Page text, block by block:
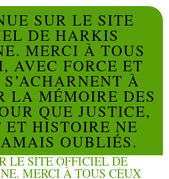
SUR LE SITE
DE HARKIS
MERCI À TOUS
AVEC FORCE ET
À
LA MÉMOIRE DES
QUE JUSTICE,
ET HISTOIRE NE
OUBLIÉS.